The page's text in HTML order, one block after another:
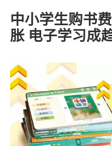
中小学生购书
胀 电子学习成